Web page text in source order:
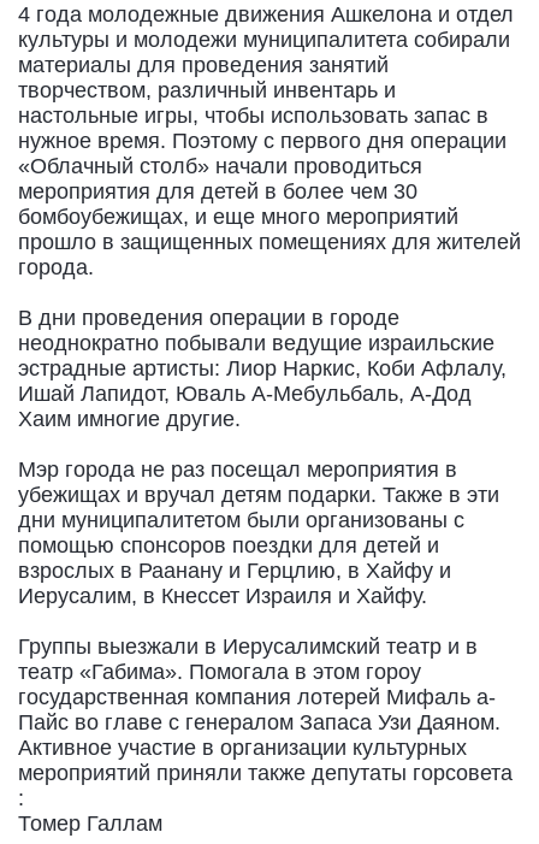
4 года молодежные движения Ашкелона и отдел
культуры и молодежи муниципалитета собирали
материалы для проведения занятий
творчеством, различный инвентарь и
настольные игры, чтобы использовать запас в
нужное время. Поэтому с первого дня операции
«Облачный столб» начали проводиться
мероприятия для детей в более чем 30
бомбоубежищах, и еще много мероприятий
прошло в защищенных помещениях для жителей
города.
В дни проведения операции в городе
неоднократно побывали ведущие израильские
эстрадные артисты: Лиор Наркис, Коби Афлалу,
Ишай Лапидот, Юваль А-Мебульбаль, А-Дод
Хаим имногие другие.
Мэр города не раз посещал мероприятия в
убежищах и вручал детям подарки. Также в эти
дни муниципалитетом были организованы с
помощью спонсоров поездки для детей и
взрослых в Раанану и Герцлию, в Хайфу и
Иерусалим, в Кнессет Израиля и Хайфу.
Группы выезжали в Иерусалимский театр и в
театр «Габима». Помогала в этом гороу
государственная компания лотерей Мифаль а-
Пайс во главе с генералом Запаса Узи Даяном.
Активное участие в организации культурных
мероприятий приняли также депутаты горсовета
:
Томер Галлам